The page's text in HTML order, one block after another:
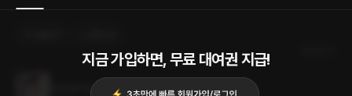
지금 가입하면, 무료 대여권 지급!
내 동생이랑 헤어져 줄래요? 3권 (완결)